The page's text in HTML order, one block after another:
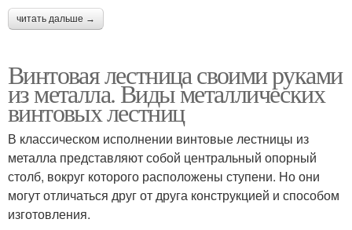
читать дальше →
Винтовая лестница своими руками
из металла. Виды металлических
винтовых лестниц
В классическом исполнении винтовые лестницы из
металла представляют собой центральный опорный
столб, вокруг которого расположены ступени. Но они
могут отличаться друг от друга конструкцией и способом
изготовления.